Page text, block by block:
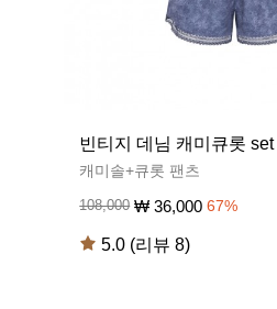
빈티지 데님 캐미큐롯 set
캐미솔+큐롯 팬츠
108,000 ₩36,000 67%
5.0 (리뷰 8)